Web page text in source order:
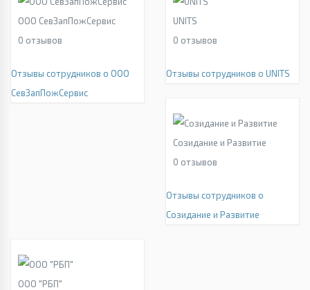
ООО СевЗапПожСервис
0 отзывов
Отзывы сотрудников о ООО
СевЗапПожСервис
UNITS
0 отзывов
Отзывы сотрудников о UNITS
Созидание и Развитие
0 отзывов
Отзывы сотрудников о
Созидание и Развитие
ООО "РБП"